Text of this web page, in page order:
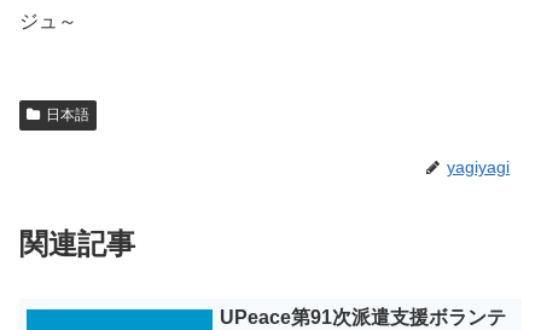
ジュ～
日本語
yagiyagi
関連記事
UPeace第91次派遣支援ボランテ